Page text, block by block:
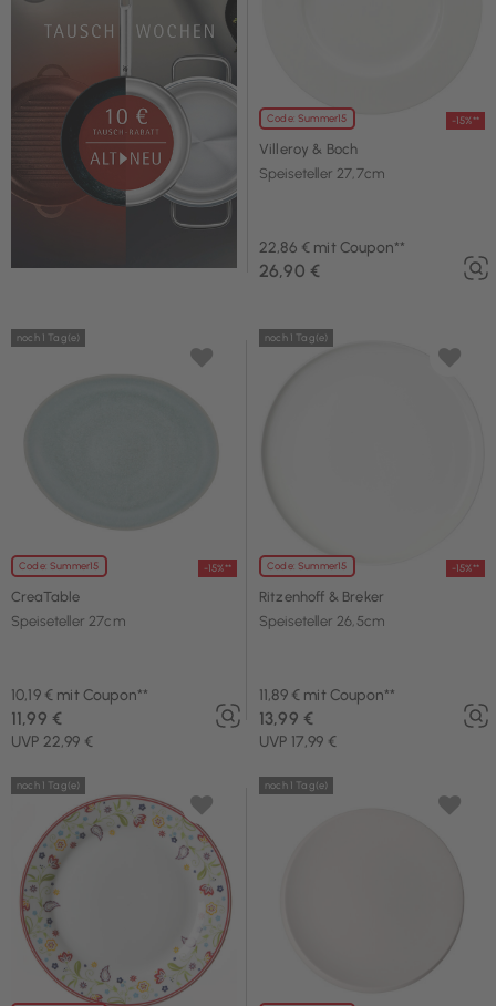
Code: Summer15 -15%**
Villeroy & Boch
Speiseteller 27,7cm
22,86 € mit Coupon**
26,90 €
Code: Summer15 -15%**
noch 1 Tag(e)
CreaTable
Speiseteller 27cm
10,19 € mit Coupon**
UVP 22,99 €
11,99 €
Code: Summer15 -15%**
noch 1 Tag(e)
Ritzenhoff & Breker
Speiseteller 26,5cm
11,89 € mit Coupon**
UVP 17,99 €
13,99 €
noch 1 Tag(e) noch 1 Tag(e)